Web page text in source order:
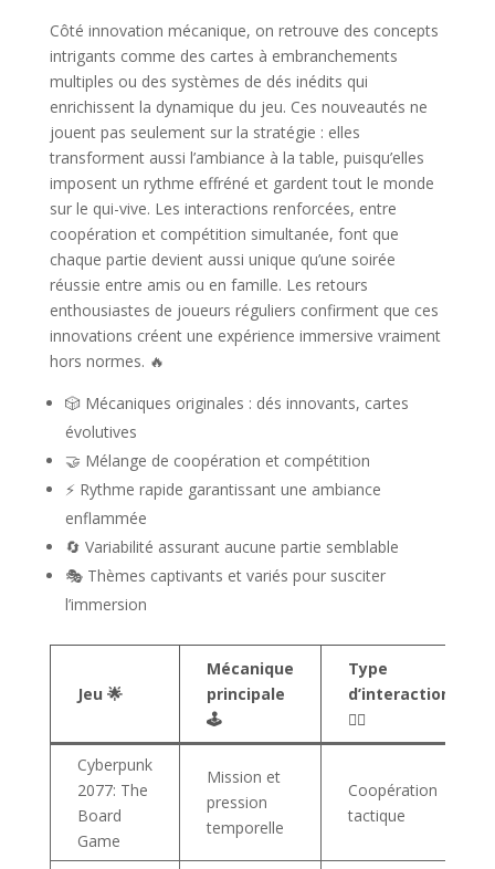
Côté innovation mécanique, on retrouve des concepts
intrigants comme des cartes à embranchements
multiples ou des systèmes de dés inédits qui
enrichissent la dynamique du jeu. Ces nouveautés ne
jouent pas seulement sur la stratégie : elles
transforment aussi l’ambiance à la table, puisqu’elles
imposent un rythme effréné et gardent tout le monde
sur le qui-vive. Les interactions renforcées, entre
coopération et compétition simultanée, font que
chaque partie devient aussi unique qu’une soirée
réussie entre amis ou en famille. Les retours
enthousiastes de joueurs réguliers confirment que ces
innovations créent une expérience immersive vraiment
hors normes. 🔥
🎲 Mécaniques originales : dés innovants, cartes
évolutives
🤝 Mélange de coopération et compétition
⚡ Rythme rapide garantissant une ambiance
enflammée
🔄 Variabilité assurant aucune partie semblable
🎭 Thèmes captivants et variés pour susciter
l’immersion
Jeu 🌟
Mécanique
principale
🕹️
Type
d’interaction
🤼‍♂️
Cyberpunk
2077: The
Board
Game
Mission et
pression
temporelle
Coopération
tactique